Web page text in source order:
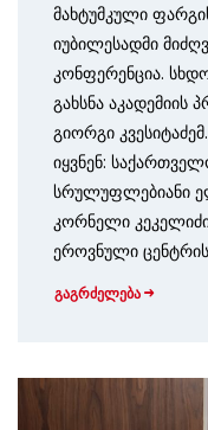
მახტუმკული
იუბილესადმი
კონფერენცია.
გახსნა აკადემიის
გიორგი
იყვნენ:
სრულუფლებიანი
კორნელი
ეროვნული
გაგრძელება